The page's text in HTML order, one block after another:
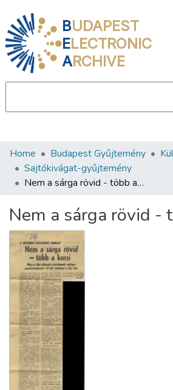
BUDAPEST
ELECTRONIC
ARCHIVE
Communities & Collections
All of DSpace
About us
Home Budapest Gyűjtemény
Sajtókivágat-gyűjtemény
Nem a sárga rövid - több a kocsi
Nem a sárga rövid -